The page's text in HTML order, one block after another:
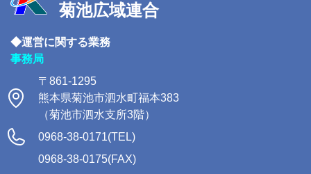
菊池広域連合
◆運営に関する業務
事務局
〒861-1295
熊本県菊池市泗水町福本383
（菊池市泗水支所3階）
0968-38-0171(TEL)
0968-38-0175(FAX)